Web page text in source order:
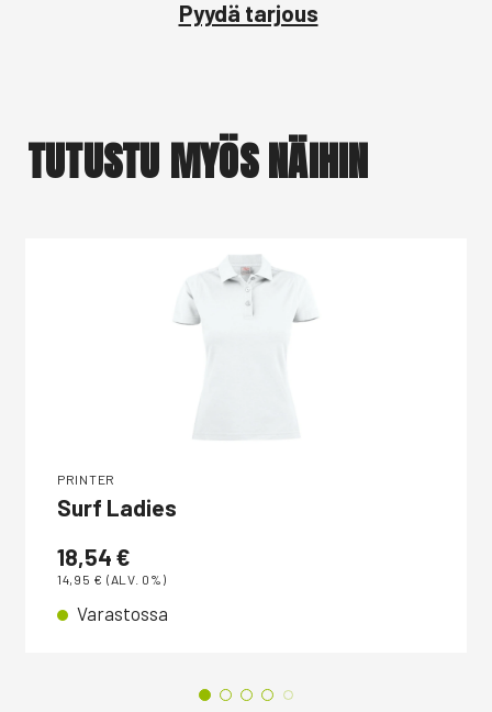
Pyydä tarjous
TUTUSTU MYÖS NÄIHIN
PRINTER
Surf Ladies
18,54 €
14,95 € (ALV. 0%)
Varastossa